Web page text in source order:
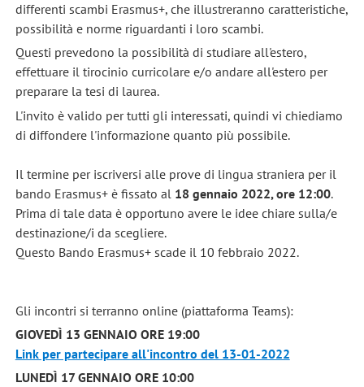
differenti scambi Erasmus+, che illustreranno caratteristiche,
possibilità e norme riguardanti i loro scambi.
Questi prevedono la possibilità di studiare all'estero,
effettuare il tirocinio curricolare e/o andare all'estero per
preparare la tesi di laurea.
L'invito è valido per tutti gli interessati, quindi vi chiediamo
di diffondere l'informazione quanto più possibile.
Il termine per iscriversi alle prove di lingua straniera per il
bando Erasmus+ è fissato al 18 gennaio 2022, ore 12:00.
Prima di tale data è opportuno avere le idee chiare sulla/e
destinazione/i da scegliere.
Questo Bando Erasmus+ scade il 10 febbraio 2022.
Gli incontri si terranno online (piattaforma Teams):
GIOVEDÌ 13 GENNAIO ORE 19:00
Link per partecipare all'incontro del 13-01-2022
LUNEDÌ 17 GENNAIO ORE 10:00